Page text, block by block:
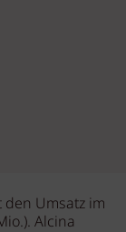
Umsatz im
Alcina